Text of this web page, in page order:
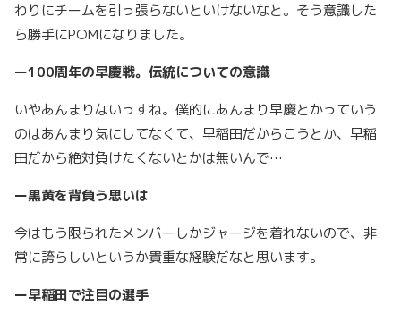
わりにチームを引っ張らないといけないなと。そう意識した
ら勝手にPOMになりました。
ー100周年の早慶戦。伝統についての意識
いやあんまりないっすね。僕的にあんまり早慶とかっていう
のはあんまり気にしてなくて、早稲田だからこうとか、早稲
田だから絶対負けたくないとかは無いんで…
ー黒黄を背負う思いは
今はもう限られたメンバーしかジャージを着れないので、非
常に誇らしいというか貴重な経験だなと思います。
ー早稲田で注目の選手